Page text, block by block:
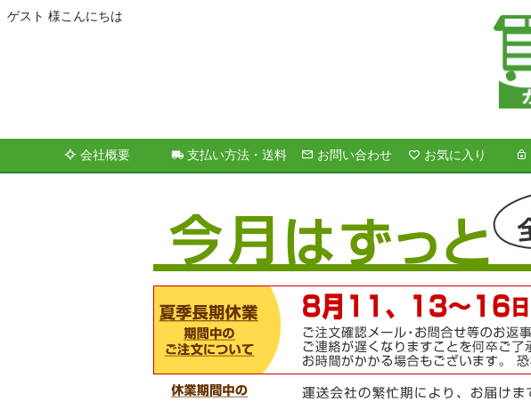
ゲスト 様こんにちは
会社概要 支払い方法・送料 お問い合わせ お気に入り